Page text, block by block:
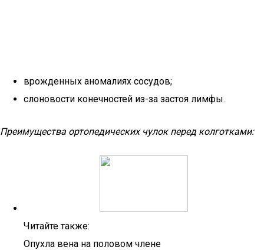
врожденных аномалиях сосудов;
слоновости конечностей из-за застоя лимфы.
Преимущества ортопедических чулок перед колготками:
Читайте также:
Опухла вена на половом члене